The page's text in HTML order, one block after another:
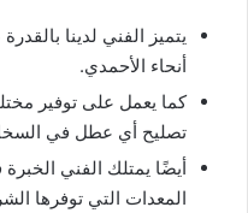
يتميز الفني لدينا
أنحاء الأحمدي.
كما يعمل على توفير
تصليح أي عطل في
أيضًا يمتلك الفني
المعدات التي توفرها